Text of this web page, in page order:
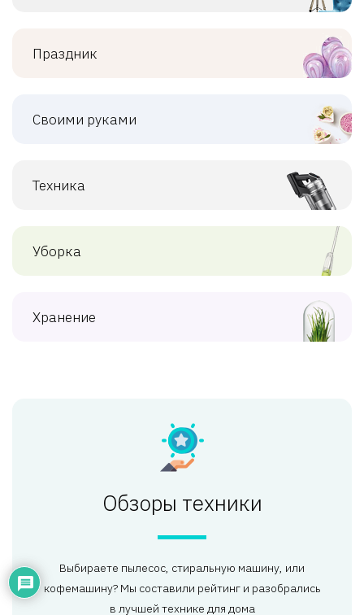
Праздник
Своими руками
Техника
Уборка
Хранение
Обзоры техники
Выбираете пылесос, стиральную машину, или
кофемашину? Мы составили рейтинг и разобрались
в лучшей технике для дома